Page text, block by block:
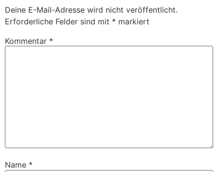
Deine E-Mail-Adresse wird nicht veröffentlicht.
Erforderliche Felder sind mit * markiert
Kommentar *
Name *